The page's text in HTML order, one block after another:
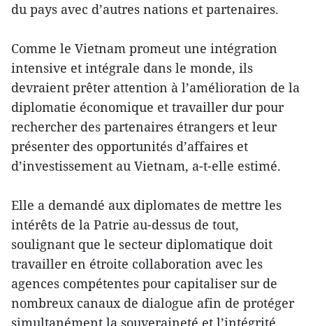
du pays avec d’autres nations et partenaires.
Comme le Vietnam promeut une intégration
intensive et intégrale dans le monde, ils
devraient prêter attention à l’amélioration de la
diplomatie économique et travailler dur pour
rechercher des partenaires étrangers et leur
présenter des opportunités d’affaires et
d’investissement au Vietnam, a-t-elle estimé.
Elle a demandé aux diplomates de mettre les
intérêts de la Patrie au-dessus de tout,
soulignant que le secteur diplomatique doit
travailler en étroite collaboration avec les
agences compétentes pour capitaliser sur de
nombreux canaux de dialogue afin de protéger
simultanément la souveraineté et l’intégrité